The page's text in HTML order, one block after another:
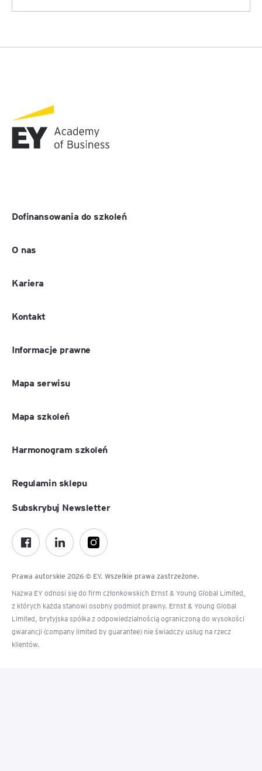
Dofinansowania do szkoleń
O nas
Kariera
Kontakt
Informacje prawne
Mapa serwisu
Mapa szkoleń
Harmonogram szkoleń
Regulamin sklepu
Prawa autorskie 2026 © EY. Wszelkie prawa zastrzeżone.
Nazwa EY odnosi się do firm członkowskich Ernst & Young Global Limited,
z których każda stanowi osobny podmiot prawny. Ernst & Young Global
Limited, brytyjska spółka z odpowiedzialnością ograniczoną do wysokości
gwarancji (company limited by guarantee) nie świadczy usług na rzecz
klientów.
Subskrybuj Newsletter